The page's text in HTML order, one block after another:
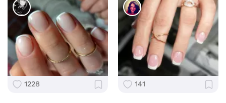
1228 141